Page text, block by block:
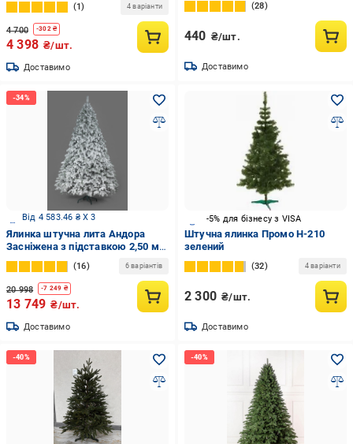
1 4 варіанти
4 700 -302₴
4 398 ₴/шт.
Доставимо
28
440 ₴/шт.
Доставимо
Від 4 583.46 ₴ X 3
Ялинка штучна лита Андора
Засніжена з підставкою 2,50 м
(12770405)
16 6 варіантів
20 998 -7 249 ₴
13 749 ₴/шт.
Доставимо
-5% для бізнесу з VISA
Штучна ялинка Промо Н-210
зелений
32 4 варіанти
2 300 ₴/шт.
Доставимо